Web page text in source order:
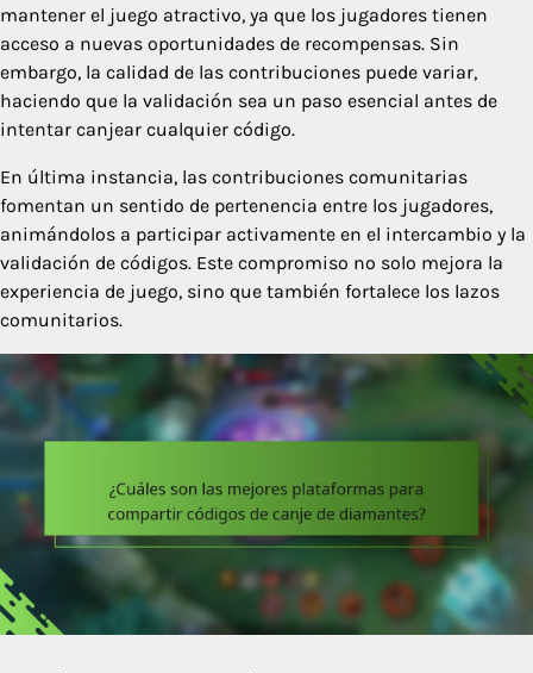
mantener el juego atractivo, ya que los jugadores tienen
acceso a nuevas oportunidades de recompensas. Sin
embargo, la calidad de las contribuciones puede variar,
haciendo que la validación sea un paso esencial antes de
intentar canjear cualquier código.
En última instancia, las contribuciones comunitarias
fomentan un sentido de pertenencia entre los jugadores,
animándolos a participar activamente en el intercambio y la
validación de códigos. Este compromiso no solo mejora la
experiencia de juego, sino que también fortalece los lazos
comunitarios.